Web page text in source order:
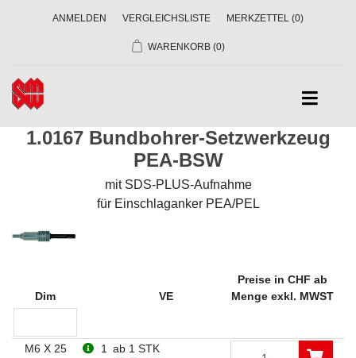
ANMELDEN VERGLEICHSLISTE MERKZETTEL (0)
WARENKORB (0)
1.0167 Bundbohrer-Setzwerkzeug
PEA-BSW
mit SDS-PLUS-Aufnahme
für Einschlaganker PEA/PEL
Dim VE
Preise in CHF ab
Menge exkl. MWST
M6 X 25 1
ab 1 STK